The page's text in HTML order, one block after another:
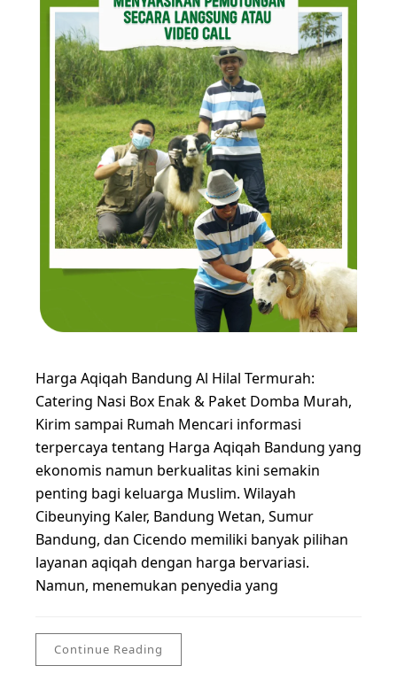
Harga Aqiqah Bandung Al Hilal Termurah:
Catering Nasi Box Enak & Paket Domba Murah,
Kirim sampai Rumah Mencari informasi
terpercaya tentang Harga Aqiqah Bandung yang
ekonomis namun berkualitas kini semakin
penting bagi keluarga Muslim. Wilayah
Cibeunying Kaler, Bandung Wetan, Sumur
Bandung, dan Cicendo memiliki banyak pilihan
layanan aqiqah dengan harga bervariasi.
Namun, menemukan penyedia yang
Continue Reading